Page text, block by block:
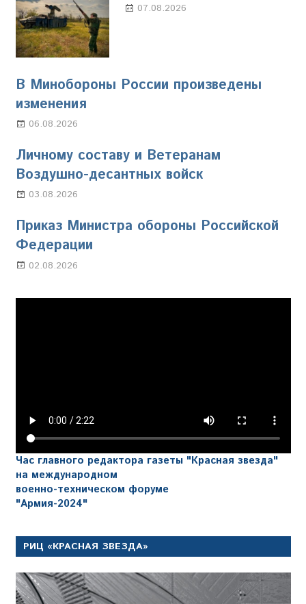
07.08.2026
В Минобороны России произведены
изменения
06.08.2026
Личному составу и Ветеранам
Воздушно-десантных войск
03.08.2026
Приказ Министра обороны Российской
Федерации
02.08.2026
Час главного редактора газеты "Красная звезда"
на международном
военно-техническом форуме
"Армия-2024"
РИЦ «КРАСНАЯ ЗВЕЗДА»